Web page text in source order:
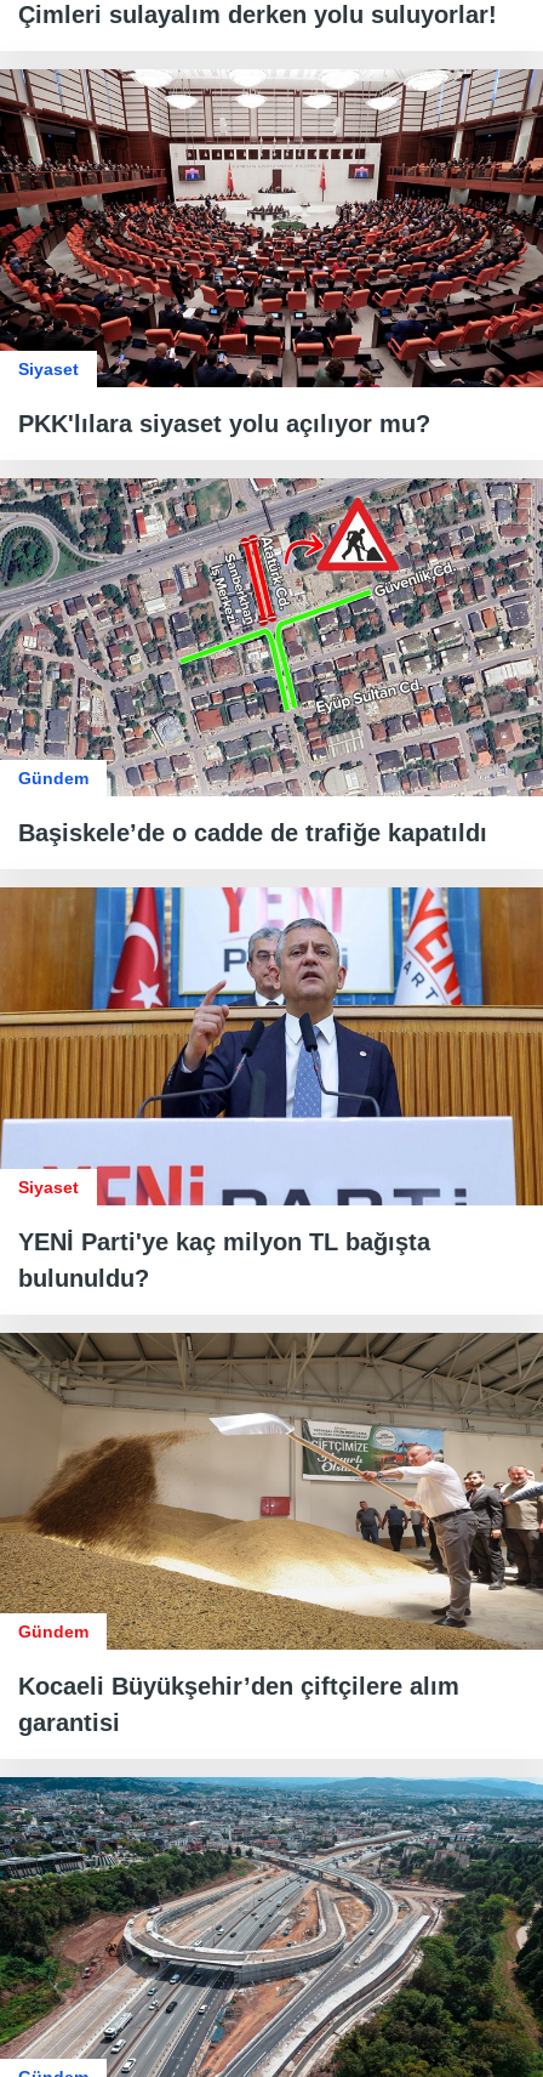
Çimleri sulayalım derken yolu suluyorlar!
Siyaset
PKK'lılara siyaset yolu açılıyor mu?
Gündem
Başiskele’de o cadde de trafiğe kapatıldı
Siyaset
YENİ Parti'ye kaç milyon TL bağışta
bulunuldu?
Gündem
Kocaeli Büyükşehir’den çiftçilere alım
garantisi